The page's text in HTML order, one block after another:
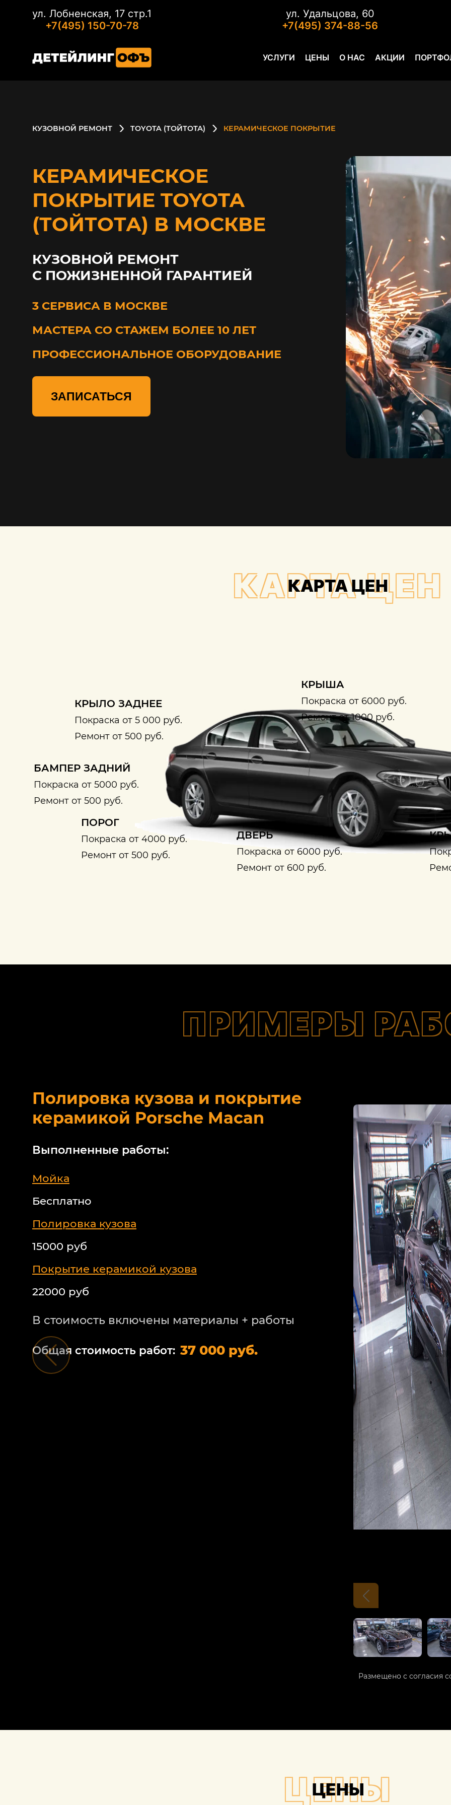
ул. Лобненская, 17 стр.1
+7(495) 150-70-78
ул. Удальцова, 60
+7(495) 374-88-56
УСЛУГИ ЦЕНЫ О НАС АКЦИИ
КУЗОВНОЙ РЕМОНТ TOYOTA (ТОЙТОТА) КЕРАМИЧЕСКОЕ ПОКРЫТИЕ
КЕРАМИЧЕСКОЕ
ПОКРЫТИЕ TOYOTA
(ТОЙТОТА) В МОСКВЕ
КУЗОВНОЙ РЕМОНТ
С ПОЖИЗНЕННОЙ ГАРАНТИЕЙ
3 СЕРВИСА В МОСКВЕ
МАСТЕРА СО СТАЖЕМ БОЛЕЕ 10 ЛЕТ
ПРОФЕССИОНАЛЬНОЕ ОБОРУДОВАНИЕ
ЗАПИСАТЬСЯ
КАРТА ЦЕН
КАРТА ЦЕН
КРЫША
Покраска от 6000 руб.
Ремонт от 1000 руб.
КРЫЛО ЗАДНЕЕ
Покраска от 5 000 руб.
Ремонт от 500 руб.
БАМПЕР ЗАДНИЙ
Покраска от 5000 руб.
Ремонт от 500 руб.
ПОРОГ
Покраска от 4000 руб.
Ремонт от 500 руб.
ДВЕРЬ
Покраска от 6000 руб.
Ремонт от 600 руб.
ПРИМЕРЫ
Полировка кузова и покрытие
керамикой Porsche Macan
Выполненные работы:
Мойка
Бесплатно
Полировка кузова
15000 руб
Покрытие керамикой кузова
22000 руб
В стоимость включены материалы + работы
Общая стоимость работ: 37 000 руб.
Размещено с согласия
ЦЕНЫ
ЦЕНЫ